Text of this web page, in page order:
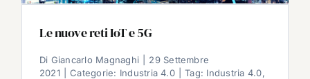
Le nuove reti IoT e 5G
Di Giancarlo Magnaghi
29 Settembre
2021
Categorie: Industria 4.0 Tag: Industria 4.0,